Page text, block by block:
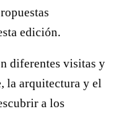
edición.
diferentes visitas y
la arquitectura y el
a los